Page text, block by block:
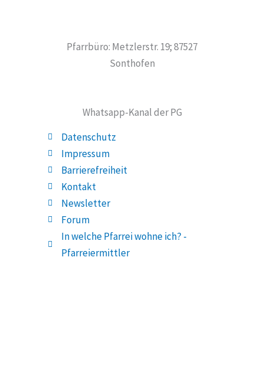
Datenschutz
Impressum
Barrierefreiheit
Kontakt
Newsletter
Forum
In welche Pfarrei wohne ich? -
Pfarreiermittler
Pfarrbüro: Metzlerstr. 19; 87527
Sonthofen
Whatsapp-Kanal der PG